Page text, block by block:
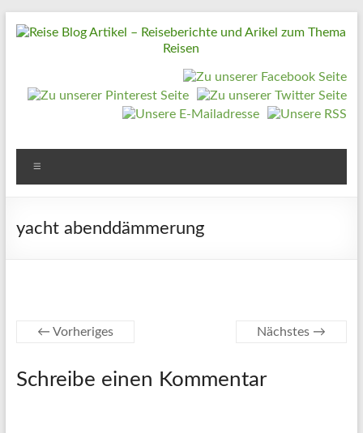
Inhalt
Blog
–
Reiseberichte
Arikel
zum
Reise
Tipps
yacht abenddämmerung
← Vorheriges Nächstes →
Schreibe einen Kommentar